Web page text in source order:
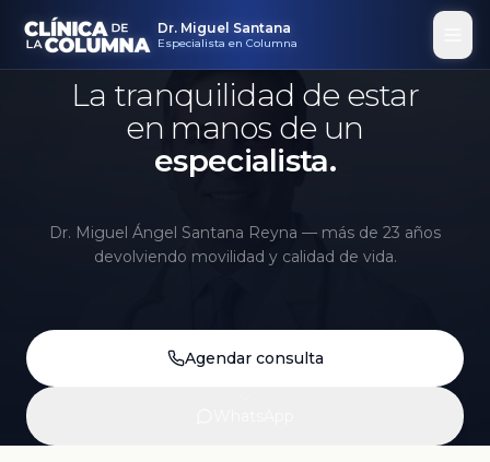
Dr. Miguel Santana
Especialista en Columna
Dr. Miguel Santana
Especialista en Columna
ORTOPEDIA · TRAUMATOLOGÍA · CIRUGÍA DE
COLUMNA
La tranquilidad de estar
en manos de un
especialista.
Dr. Miguel Ángel Santana Reyna — más de 23 años
devolviendo movilidad y calidad de vida.
Agendar consulta